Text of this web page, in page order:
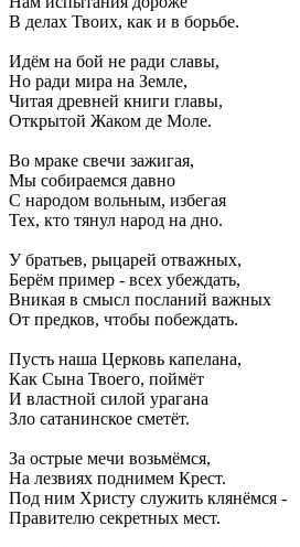
В делах Твоих, как и в борьбе.
Идём на бой не ради славы,
Но ради мира на Земле,
Читая древней книги главы,
Открытой Жаком де Моле.
Во мраке свечи зажигая,
Мы собираемся давно
С народом вольным, избегая
Тех, кто тянул народ на дно.
У братьев, рыцарей отважных,
Берём пример - всех убеждать,
Вникая в смысл посланий важных
От предков, чтобы побеждать.
Пусть наша Церковь капелана,
Как Сына Твоего, поймёт
И властной силой урагана
Зло сатанинское сметёт.
За острые мечи возьмёмся,
На лезвиях поднимем Крест.
Под ним Христу служить клянёмся -
Правителю секретных мест.